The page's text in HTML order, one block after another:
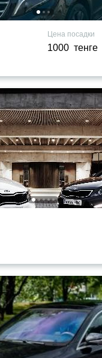
Цена посадки
1000 тенге